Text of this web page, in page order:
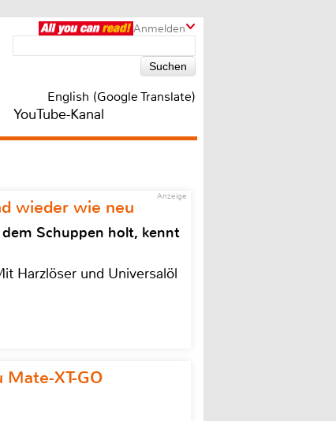
Anmelden
English (Google Translate)
YouTube-Kanal
Anzeige
wieder wie neu
Schuppen holt, kennt
Harzlöser und Universalöl
XT-GO